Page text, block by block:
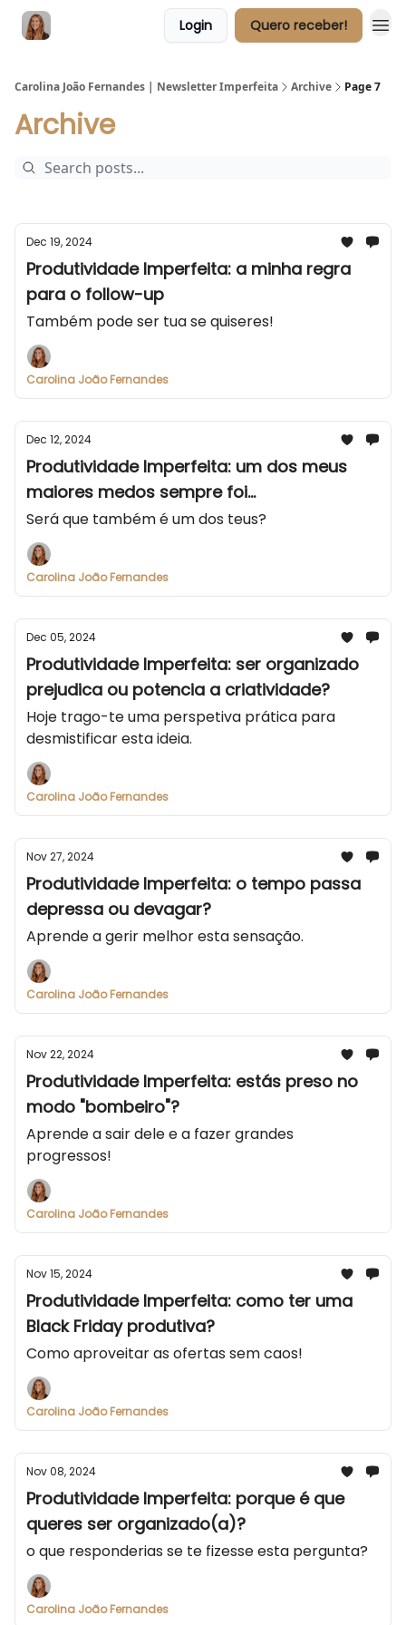
Login Quero receber!
Carolina João Fernandes | Newsletter Imperfeita Archive Page 7
Archive
Dec 19, 2024
Produtividade Imperfeita: a minha regra
para o follow-up
Também pode ser tua se quiseres!
Carolina João Fernandes
Dec 12, 2024
Produtividade Imperfeita: um dos meus
maiores medos sempre foi...
Será que também é um dos teus?
Carolina João Fernandes
Dec 05, 2024
Produtividade Imperfeita: ser organizado
prejudica ou potencia a criatividade?
Hoje trago-te uma perspetiva prática para
desmistificar esta ideia.
Carolina João Fernandes
Nov 27, 2024
Produtividade Imperfeita: o tempo passa
depressa ou devagar?
Aprende a gerir melhor esta sensação.
Carolina João Fernandes
Nov 22, 2024
Produtividade Imperfeita: estás preso no
modo "bombeiro"?
Aprende a sair dele e a fazer grandes
progressos!
Carolina João Fernandes
Nov 15, 2024
Produtividade Imperfeita: como ter uma
Black Friday produtiva?
Como aproveitar as ofertas sem caos!
Carolina João Fernandes
Nov 08, 2024
Produtividade Imperfeita: porque é que
queres ser organizado(a)?
o que responderias se te fizesse esta pergunta?
Carolina João Fernandes